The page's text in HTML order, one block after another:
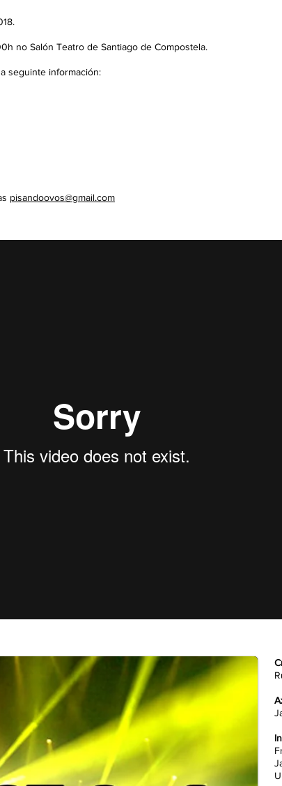
no Salón Teatro de Santiago de Compostela.
seguinte información:
pisandoovos@gmail.com